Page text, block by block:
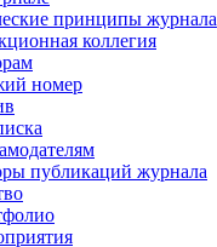
принципы журнала
коллегия
номер
публикаций журнала